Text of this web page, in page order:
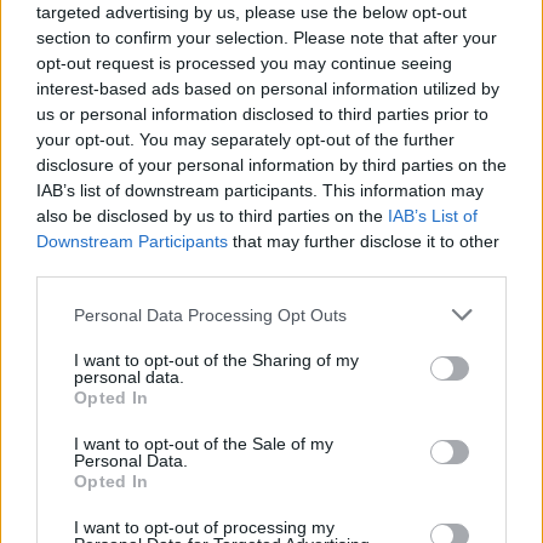
targeted advertising by us, please use the below opt-out
section to confirm your selection. Please note that after your
opt-out request is processed you may continue seeing
interest-based ads based on personal information utilized by
us or personal information disclosed to third parties prior to
your opt-out. You may separately opt-out of the further
disclosure of your personal information by third parties on the
IAB’s list of downstream participants. This information may
also be disclosed by us to third parties on the IAB’s List of
Downstream Participants that may further disclose it to other
Personal Data Processing Opt Outs
I want to opt-out of the Sharing of my
personal data.
Opted In
I want to opt-out of the Sale of my
Personal Data.
Opted In
I want to opt-out of processing my
Помрачувањата носат среќа:
Четири хороскопски знаци за
кои август ќе биде совршен
месец
17 часа без сон = Возење во
пијана состојба
НАЈЧИТАНИ ВО ПОСЛЕДНИ 7 ДЕНА
ЗА ВОЕНИТЕ ЗЛОСТРОСТВА НА
ФОРМИРАН МАКЕДОНСКИОТ